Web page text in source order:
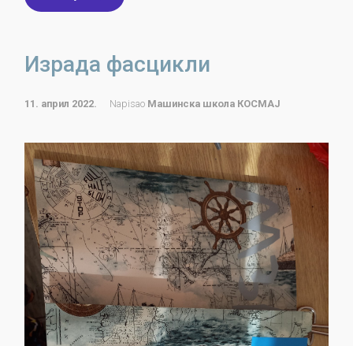
Израда фасцикли
11. април 2022. Napisao Машинска школа КОСМАЈ